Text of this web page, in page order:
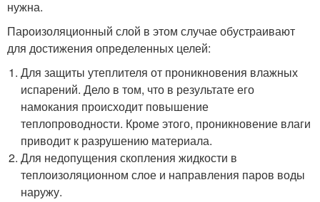
нужна.
Пароизоляционный слой в этом случае обустраивают
для достижения определенных целей:
Для защиты утеплителя от проникновения влажных
испарений. Дело в том, что в результате его
намокания происходит повышение
теплопроводности. Кроме этого, проникновение влаги
приводит к разрушению материала.
Для недопущения скопления жидкости в
теплоизоляционном слое и направления паров воды
наружу.